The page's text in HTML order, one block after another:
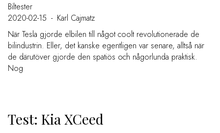
Biltester
2020-02-15 - Karl Cajmatz
När Tesla gjorde elbilen till något coolt revolutionerade de
bilindustrin. Eller, det kanske egentligen var senare, alltså när
de därutöver gjorde den spatiös och någorlunda praktisk.
Nog
Test: Kia XCeed